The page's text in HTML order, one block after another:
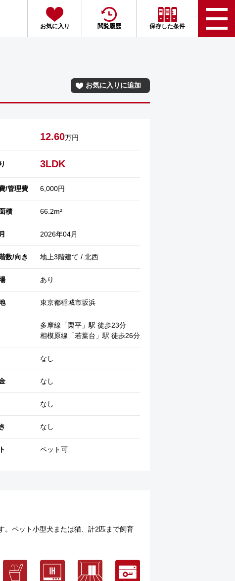
お気に入り 閲覧履歴 保存した条件
お気に入りに追加
居室・リビング
12.60万円
3LDK
/管理費 6,000円
積 66.2m²
2026年04月
数/向き 地上3階建て / 北西
あり
東京都稲城市坂浜
多摩線「栗平」駅 徒歩23分
相模原線「若葉台」駅 徒歩26分
なし
なし
なし
なし
ペット可
ペット小型犬または猫、計2匹まで飼育